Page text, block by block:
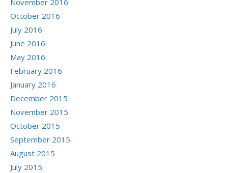
November 2016
October 2016
July 2016
June 2016
May 2016
February 2016
January 2016
December 2015
November 2015
October 2015
September 2015
August 2015
July 2015